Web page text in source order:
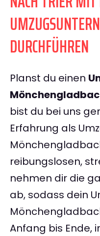
DURCHFÜHREN
Planst du einen
bist du bei uns
Erfahrung als
reibungslosen,
nehmen dir die
ab, sodass dein
Anfang bis Ende,